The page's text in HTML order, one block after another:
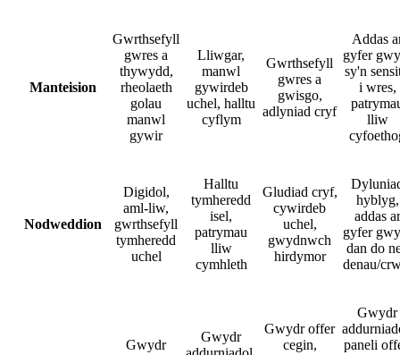
Manteision
Gwrthsefyll
gwres a
thywydd,
rheolaeth
golau
manwl
gywir
Lliwgar,
manwl
gywirdeb
uchel, halltu
cyflym
Gwrthsefyll
gwres a
gwisgo,
adlyniad cryf
Addas
gyfer
sy'n
i wres,
lliw
Nodweddion
Digidol,
aml-liw,
gwrthsefyll
tymheredd
uchel
Halltu
tymheredd
isel,
patrymau
lliw
cymhleth
Gludiad cryf,
cywirdeb
uchel,
gwydnwch
hirdymor
hyblyg,
addas ar
gyfer
dan do
denau/
Gwydr
Gwydr
Gwydr offer
cegin,
Gwydr
paneli